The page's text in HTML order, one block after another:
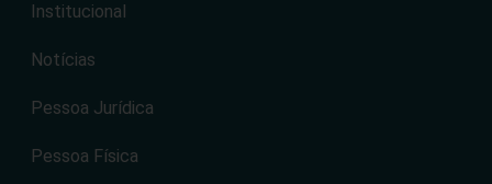
Institucional
Notícias
Pessoa Jurídica
Pessoa Física